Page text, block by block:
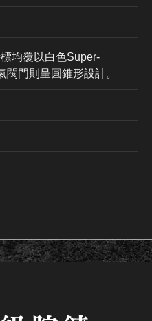
均覆以白色Super-
門則呈圓錐形設計⁠。